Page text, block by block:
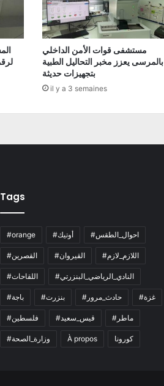
مستشفى قوات الأمن الداخلي
بالمرسى يعزز مخبر التحاليل الطبية
بتجهيزات حديثة
il y a 3 semaines
Tags
#orange #أوتيك #احوال_الطقس
#القصرين #القيروان #اللازم_لازم
#اللقاحات #النادي_الرياضي_البنزرتي
#باجة #بنزرت #حادث_مرور #غزة
#فلسطين #قيس_سعيد #ماطر
#وزارة_الصحة À propos كورونا